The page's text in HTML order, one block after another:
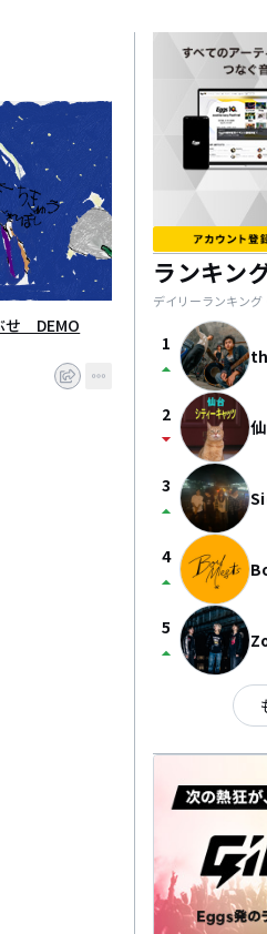
せ DEMO
ランキン
デイリーランキング
1
arrow_drop_up
2
arrow_drop_down
3
arrow_drop_up
4
arrow_drop_up
5
arrow_drop_up